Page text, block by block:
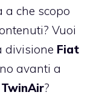
a che scopo
Vuoi
divisione Fiat
avanti a
TwinAir?